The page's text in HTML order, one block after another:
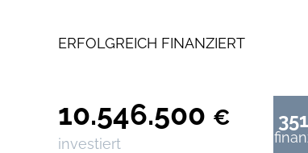
ERFOLGREICH FINANZIERT
10.546.500 €
investiert